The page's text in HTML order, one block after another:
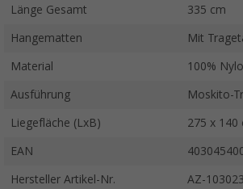
Länge Gesamt 335 cm
Hangematten Mit
Material 100%
Ausführung Moskito-
Liegefläche (LxB) 275 x 140
EAN
Hersteller Artikel-Nr. AZ-